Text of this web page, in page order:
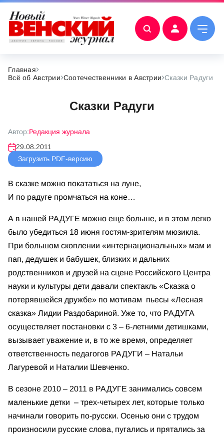
Главная
Всё об Австрии Соотечественники в Австрии Сказки Радуги
Сказки Радуги
Автор:Редакция журнала
29.08.2011
Загрузить PDF-версию
В сказке можно покататься на луне,
И по радуге промчаться на коне…
А в нашей РАДУГЕ можно еще больше, и в этом легко
было убедиться 18 июня гостям-зрителям мюзикла.
При большом скоплении «интернациональных» мам и
пап, дедушек и бабушек, близких и дальних
родственников и друзей на сцене Российского Центра
науки и культуры дети давали спектакль «Сказка о
потерявшейся дружбе» по мотивам пьесы «Лесная
сказка» Лидии Раздобариной. Уже то, что РАДУГА
осуществляет постановки с 3 – 6-летними детишками,
вызывает уважение и, в то же время, определяет
ответственность педагогов РАДУГИ – Натальи
Лагуревой и Наталии Шевченко.
В сезоне 2010 – 2011 в РАДУГЕ занимались совсем
маленькие детки – трех-четырех лет, которые только
начинали говорить по-русски. Осенью они с трудом
произносили русские слова, пугались и прятались за